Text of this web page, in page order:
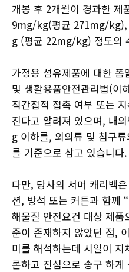
개봉 후 2개월이 경과한
9mg/kg(평균 271mg/kg),
g (평균 22mg/kg) 정도의
가정용 섬유제품에 대한
및 생활용품안전관리법(이
직간접적 접촉 여부 또는
진다고 알려져 있으며, 내
g 이하를, 외의류 및 침구
를 기준으로 삼고 있습니다.
다만, 당사의 서머 캐리백
션, 방석 또는 커튼과 함께
해물질 안전요건 대상 제품
준이 존재하지 않았던 점,
미를 해석하는데 시일이
론하고 진심으로 송구 하게